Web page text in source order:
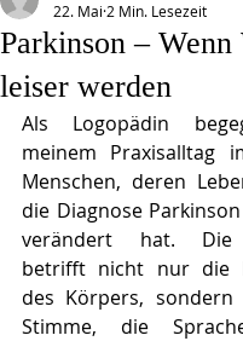
Parkinson – Wenn
leiser werden
22. Mai 2 Min. Lesezeit
Als Logopädin
meinem Praxisalltag
Menschen, deren
die Diagnose
verändert hat. Die
betrifft nicht nur die
des Körpers,
Stimme, die